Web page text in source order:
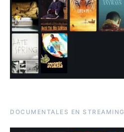
DOCUMENTALES EN STREAMING